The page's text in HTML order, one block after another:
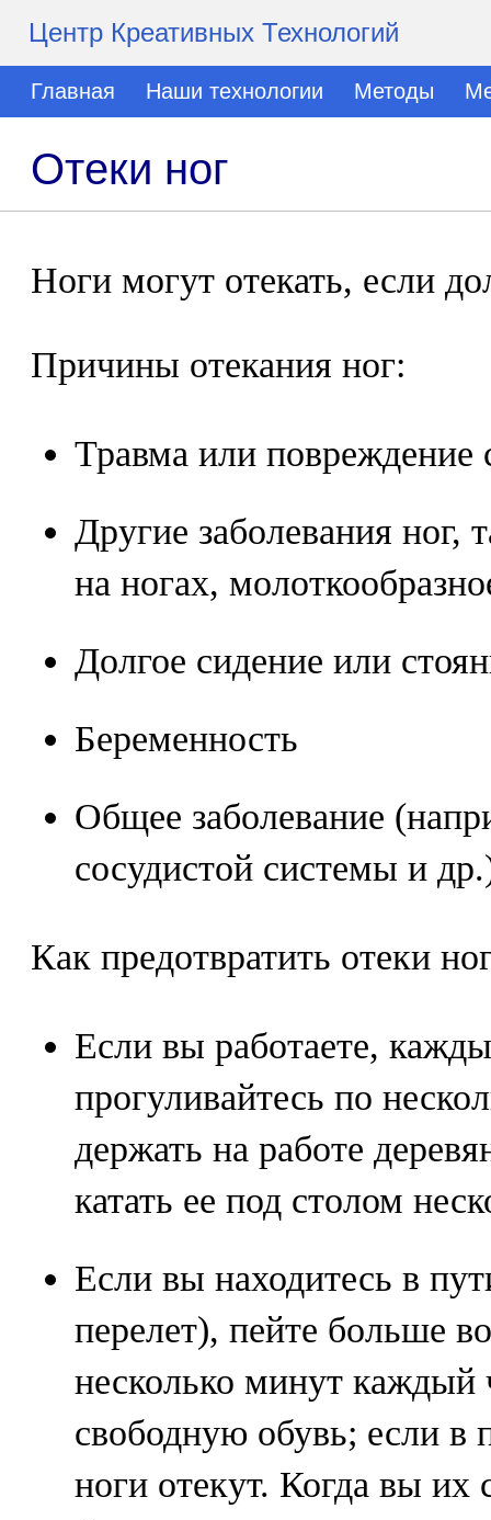
Центр Креативных Технологий
Главная Наши технологии Методы
Отеки ног
Ноги могут отекать, если
Причины отекания ног:
Травма или повреждение
Другие заболевания ног,
на ногах,
Долгое сидение или
Беременность
Общее заболевание
сосудистой системы и
Как предотвратить отеки
Если вы работаете,
прогуливайтесь по
держать на работе
катать ее под столом
Если вы находитесь в
перелет), пейте больше
несколько минут каждый
свободную обувь; если в
ноги отекут. Когда вы их